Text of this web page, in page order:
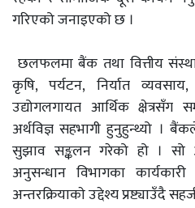
गरिएको जनाइएको छ ।
छलफलमा बैंक तथा वित्तीय
कृषि, पर्यटन, निर्यात
उद्योगलगायत आर्थिक क्षेत्रसँग
अर्थविज्ञ सहभागी हुनुहुन्थ्यो ।
सुझाव सङ्कलन गरेको हो । सो
अनुसन्धान विभागका
अन्तरक्रियाकाे उद्देश्य प्रष्ट्याउँदै